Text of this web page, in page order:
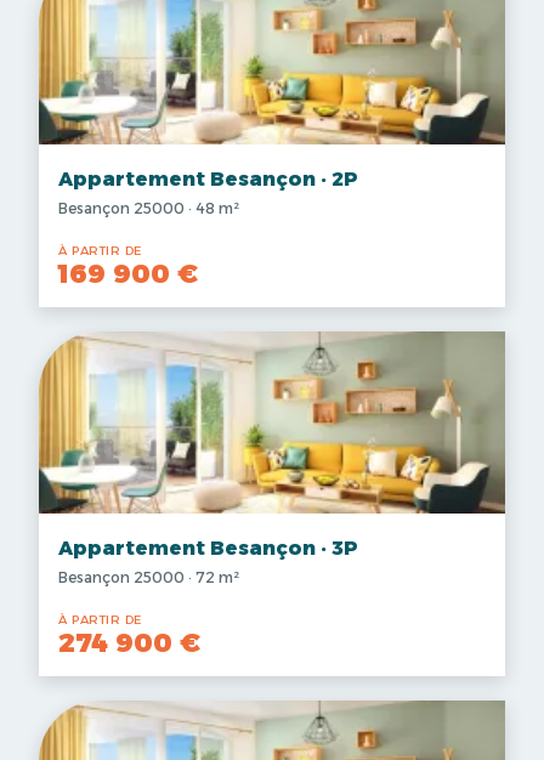
Appartement Besançon · 2P
Besançon 25000 · 48 m²
À PARTIR DE
169 900 €
Appartement Besançon · 3P
Besançon 25000 · 72 m²
À PARTIR DE
274 900 €